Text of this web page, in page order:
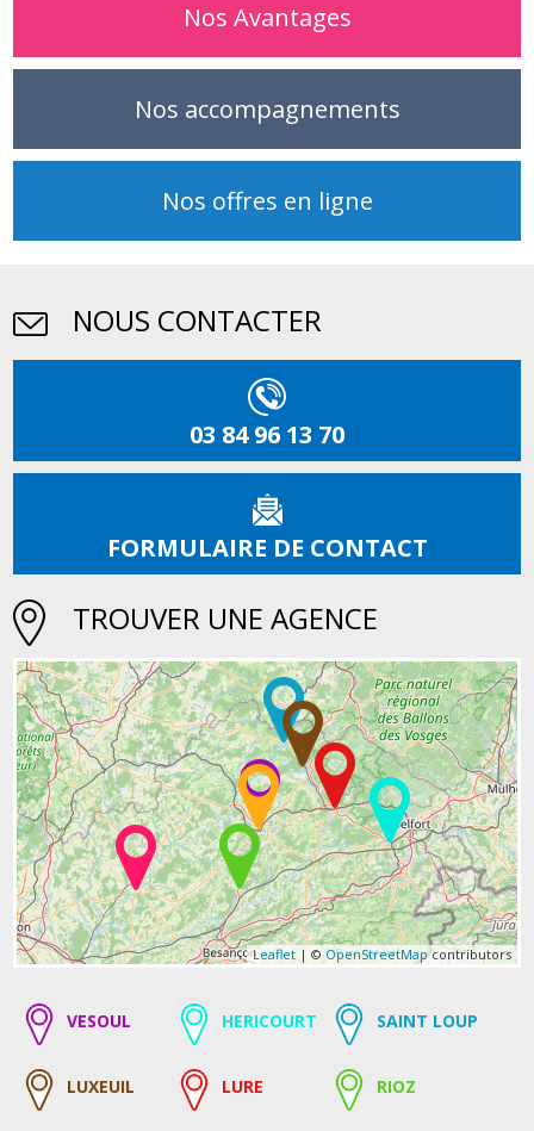
Nos Avantages
Nos accompagnements
Nos offres en ligne
NOUS CONTACTER
03 84 96 13 70
FORMULAIRE DE CONTACT
TROUVER UNE AGENCE
Leaflet| © OpenStreetMapcontributors
VESOUL HERICOURT SAINT LOUP
LUXEUIL LURE RIOZ